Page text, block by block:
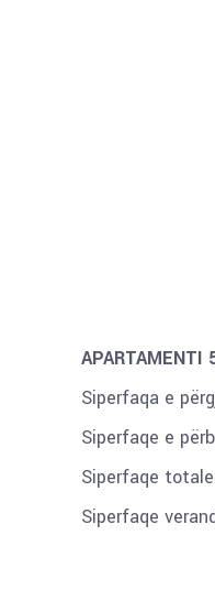
APARTAMENTI
Siperfaqa e
Siperfaqe e
Siperfaqe
Siperfaqe